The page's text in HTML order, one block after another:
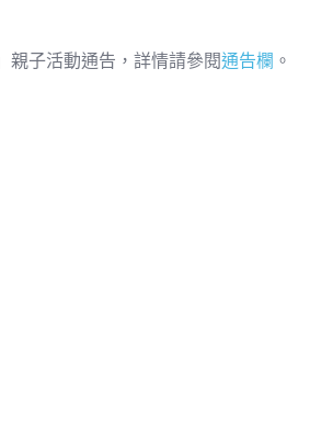
親子活動通告，詳情請參閱通告欄 。